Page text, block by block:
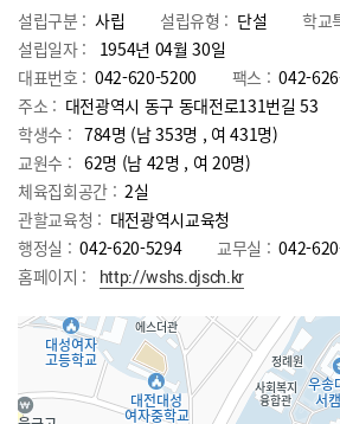
설립구분 : 사립 설립유형 : 단설 학교
설립일자 :
1954년 04월 30일
대표번호 : 042-620-5200 팩스 : 042-
주소 : 대전광역시 동구 동대전로131번길 53
학생수 : 784명 (남 353명 , 여 431명)
교원수 : 62명 (남 42명 , 여 20명)
체육집회공간 : 2실
관할교육청 : 대전광역시교육청
행정실 : 042-620-5294 교무실 : 042-
홈페이지 :
http://wshs.djsch.kr